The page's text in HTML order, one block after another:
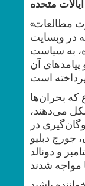
متحده
«داوود مرادیان، رئیس انستیتوت مطالعات
در وبسایت
به سیاست
پیامدهای آن
که بحران‌ها
می‌دهند،
در
جورج دبلیو
تروریستی ۱۱ سپتامبر و دونالد